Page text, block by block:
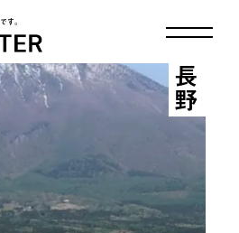
す。
長野